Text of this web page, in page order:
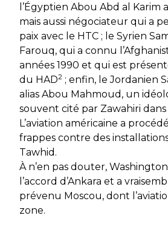
l’Égyptien Abou Abd al Karim
mais aussi négociateur qui a
paix avec le HTC ; le Syrien
Farouq, qui a connu
années 1990 et qui est
du HAD2 ; enfin, le Jordanien
alias Abou Mahmoud, un
souvent cité par Zawahiri dans
L’aviation américaine a
frappes contre des installations
Tawhid.
À n’en pas douter,
l’accord d’Ankara et a
prévenu Moscou, dont
zone.